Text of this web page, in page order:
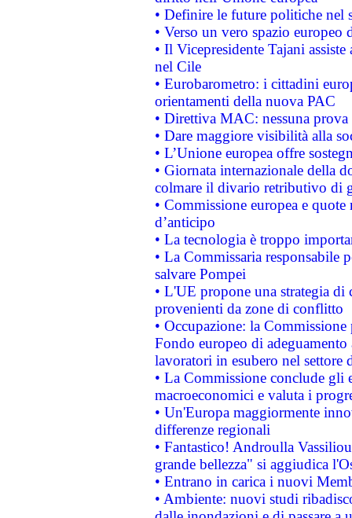
• Definire le future politiche nel
• Verso un vero spazio
• Il Vicepresidente Tajani
nel Cile
• Eurobarometro: i cittadini
orientamenti della nuova PAC
• Direttiva MAC: nessuna
• Dare maggiore visibilità alla
• L’Unione europea offre
• Giornata internazionale della
colmare il divario retributivo di
• Commissione europea e
d’anticipo
• La tecnologia è troppo
• La Commissaria responsabile
salvare Pompei
• L'UE propone una strategia
provenienti da zone di conflitto
• Occupazione: la
Fondo europeo di
lavoratori in esubero nel
• La Commissione conclude
macroeconomici e valuta i
• Un'Europa maggiormente
differenze regionali
• Fantastico! Androulla
grande bellezza" si aggiudica
• Entrano in carica i nuovi
• Ambiente: nuovi studi